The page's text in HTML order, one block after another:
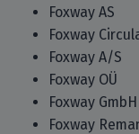
Foxway AS
Foxway
Foxway A/S
Foxway OÜ
Foxway GmbH
Foxway